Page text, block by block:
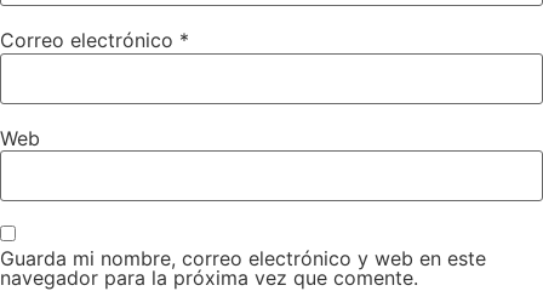
Correo electrónico *
Web
Guarda mi nombre, correo electrónico y web en este
navegador para la próxima vez que comente.